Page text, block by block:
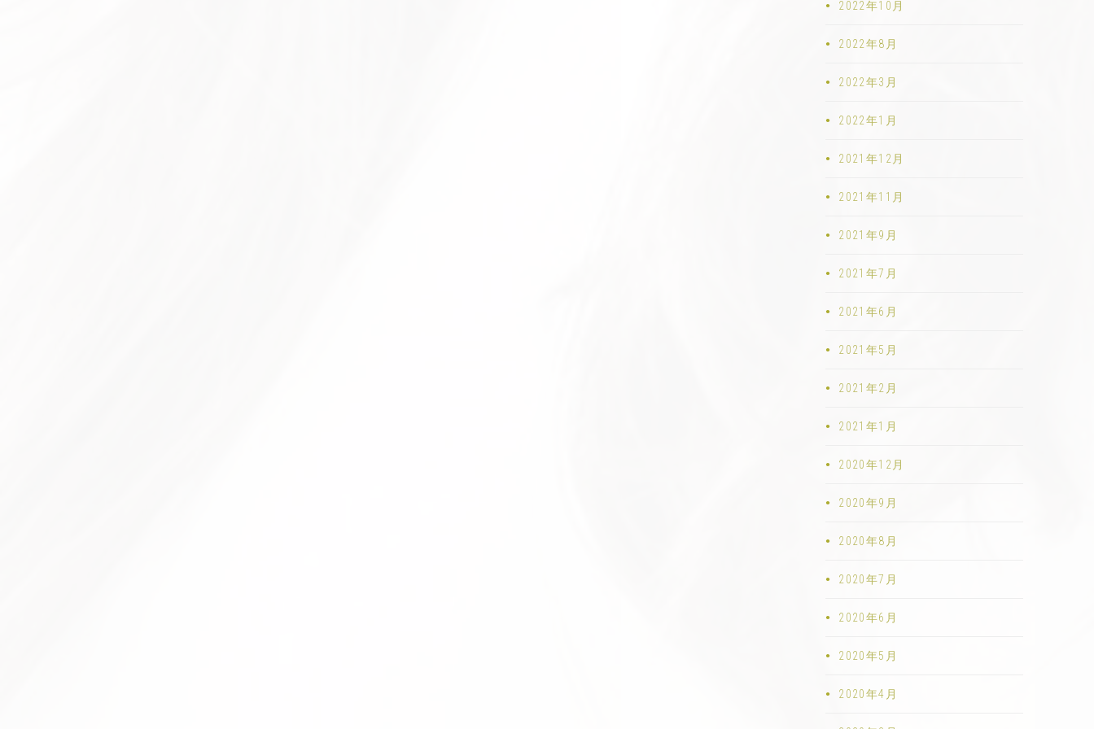
2022年10月
2022年8月
2022年3月
2022年1月
2021年12月
2021年11月
2021年9月
2021年7月
2021年6月
2021年5月
2021年2月
2021年1月
2020年12月
2020年9月
2020年8月
2020年7月
2020年6月
2020年5月
2020年4月